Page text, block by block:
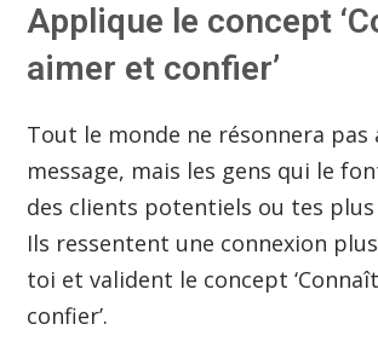
Applique le concept
aimer et confier’
Tout le monde ne résonnera pas
message, mais les gens qui le
des clients potentiels ou tes
Ils ressentent une connexion
toi et valident le concept
confier’.